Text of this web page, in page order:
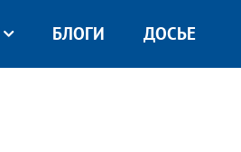
БЛОГИ ДОСЬЕ